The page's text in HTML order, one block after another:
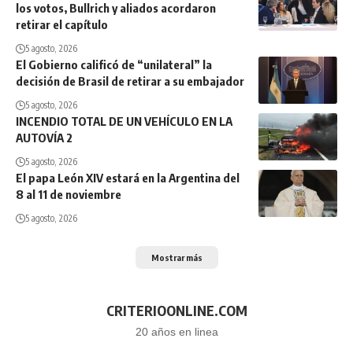
los votos, Bullrich y aliados acordaron
retirar el capítulo
5 agosto, 2026
El Gobierno calificó de “unilateral” la
decisión de Brasil de retirar a su embajador
5 agosto, 2026
INCENDIO TOTAL DE UN VEHÍCULO EN LA
AUTOVÍA 2
5 agosto, 2026
El papa León XIV estará en la Argentina del
8 al 11 de noviembre
5 agosto, 2026
Mostrar más
CRITERIOONLINE.COM
20 años en linea